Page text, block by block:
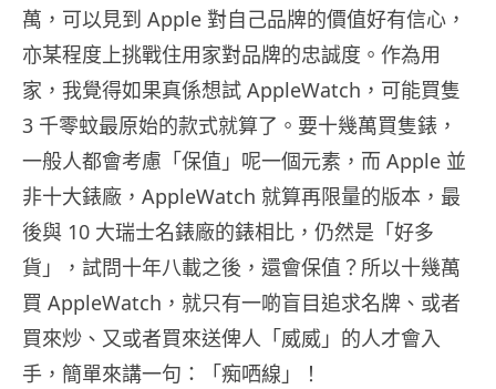
萬，可以見到 Apple 對自己品牌的價值好有信心，
亦某程度上挑戰住用家對品牌的忠誠度。作為用
家，我覺得如果真係想試 AppleWatch，可能買隻
3 千零蚊最原始的款式就算了。要十幾萬買隻錶，
一般人都會考慮「保值」呢一個元素，而 Apple 並
非十大錶廠，AppleWatch 就算再限量的版本，最
後與 10 大瑞士名錶廠的錶相比，仍然是「好多
貨」，試問十年八載之後，還會保值？所以十幾萬
買 AppleWatch，就只有一啲盲目追求名牌、或者
買來炒、又或者買來送俾人「威威」的人才會入
手，簡單來講一句：「痴哂線」！